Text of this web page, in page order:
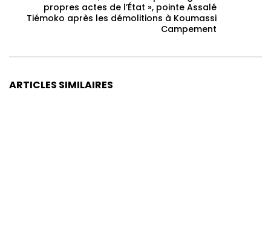
propres actes de l’État », pointe Assalé
Tiémoko après les démolitions à Koumassi
Campement
ARTICLES SIMILAIRES